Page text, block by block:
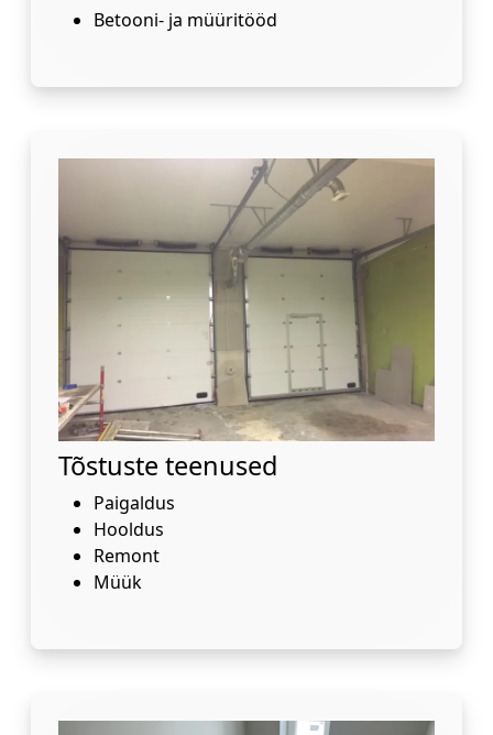
Betooni- ja müüritööd
Tõstuste teenused
Paigaldus
Hooldus
Remont
Müük